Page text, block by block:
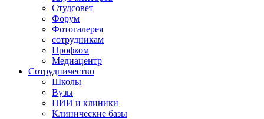
Студсовет
Форум
Фотогалерея
сотрудникам
Профком
Медиацентр
Сотрудничество
Школы
Вузы
НИИ и клиники
Клинические базы